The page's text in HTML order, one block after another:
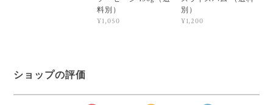
料別）
¥1,050
別）
¥1,200
ショップの評価